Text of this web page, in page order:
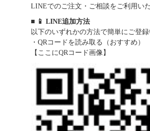
LINEでのご注文・ご相談をご利用い
■ 📱 LINE追加方法
以下のいずれかの方法で簡単にご登録
・QRコードを読み取る（おすすめ）
【ここにQRコード画像】